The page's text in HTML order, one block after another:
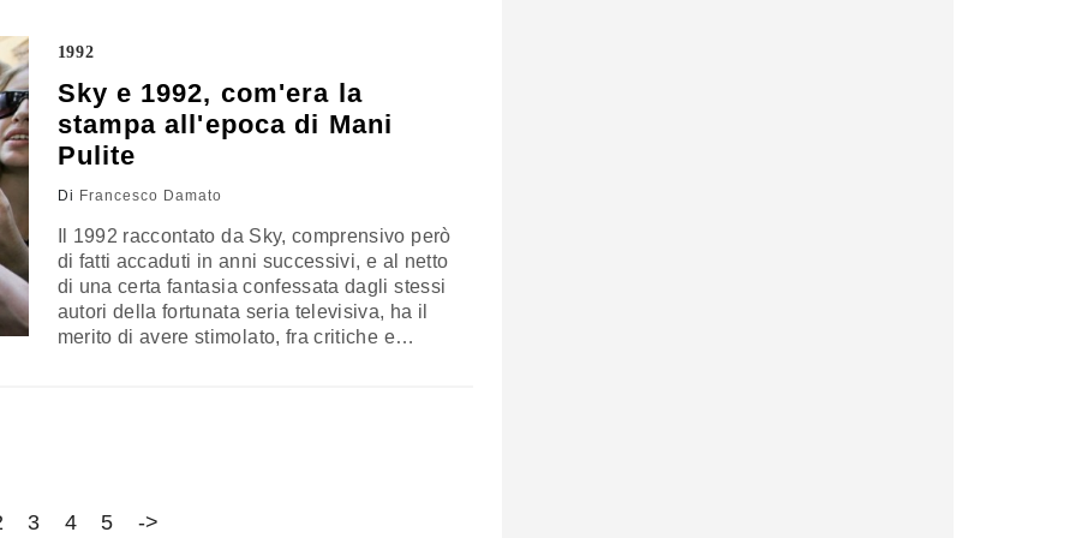
spirito vendicativo ma fragile di Luca…
1992
Sky e 1992, com'era la
stampa all'epoca di Mani
Pulite
Di Francesco Damato
Il 1992 raccontato da Sky, comprensivo però
di fatti accaduti in anni successivi, e al netto
di una certa fantasia confessata dagli stessi
autori della fortunata seria televisiva, ha il
merito di avere stimolato, fra critiche e
3 4 5 ->